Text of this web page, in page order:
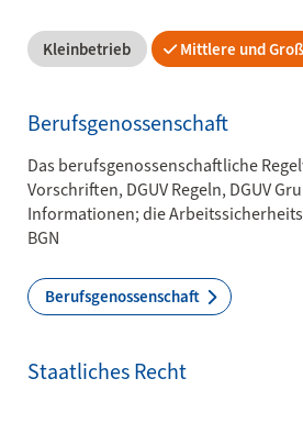
Kleinbetrieb Mittlere und
Berufsgenossenschaft
Das berufsgenossenschaftliche
Vorschriften, DGUV Regeln, DGUV
Informationen; die
BGN
Berufsgenossenschaft
Staatliches Recht